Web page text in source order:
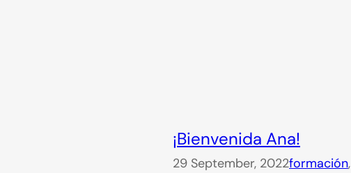
¡Bienvenida Ana!
29 September, 2022formación,